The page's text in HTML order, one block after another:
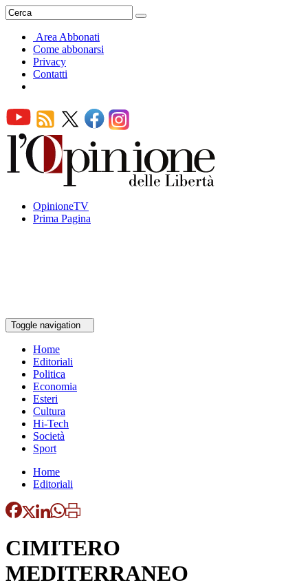
Area Abbonati
Come abbonarsi
Privacy
Contatti
OpinioneTV
Prima Pagina
Toggle navigation
Home
Editoriali
Politica
Economia
Esteri
Cultura
Hi-Tech
Società
Sport
Home
Editoriali
CIMITERO
MEDITERRANEO